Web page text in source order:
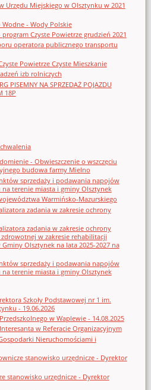
Urzędu Miejskiego w Olsztynku w 2021
- Wody Polskie
Czyste Powietrze grudzień 2021
operatora publicznego transportu
Powietrze Czyste Mieszkanie
izb rolniczych
PISEMNY NA SPRZEDAŻ POJAZDU
18P
- Obwieszczenie o wszczęciu
budowa farmy Mielno
sprzedaży i podawania napojów
terenie miasta i gminy Olsztynek
Warmińsko-Mazurskiego
zadania w zakresie ochrony
zadania w zakresie ochrony
w zakresie rehabilitacji
Olsztynek na lata 2025-2027 na
sprzedaży i podawania napojów
terenie miasta i gminy Olsztynek
Szkoły Podstawowej nr 1 im.
- 19.06.2026
w Waplewie - 14.08.2025
w Referacie Organizacyjnym
Nieruchomościami i
stanowisko urzędnicze - Dyrektor
stanowisko urzędnicze - Dyrektor